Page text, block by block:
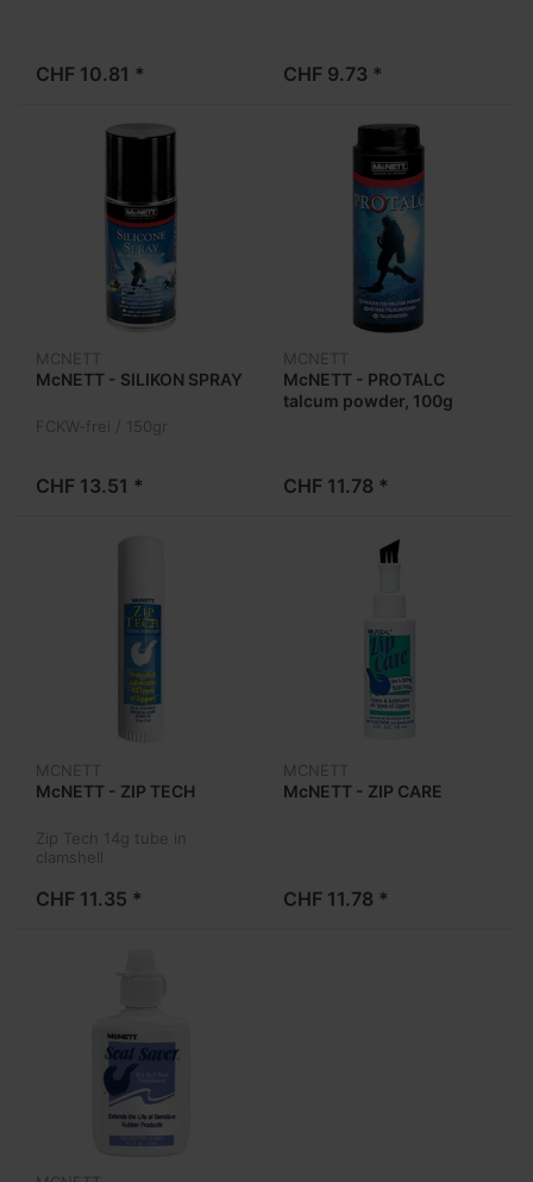
CHF 10.81 * CHF 9.73 *
MCNETT
McNETT - SILIKON SPRAY
FCKW-frei / 150gr
CHF 13.51 *
MCNETT
McNETT - PROTALC
talcum powder, 100g
CHF 11.78 *
MCNETT
McNETT - ZIP TECH
Zip Tech 14g tube in
clamshell
CHF 11.35 *
MCNETT
McNETT - ZIP CARE
CHF 11.78 *